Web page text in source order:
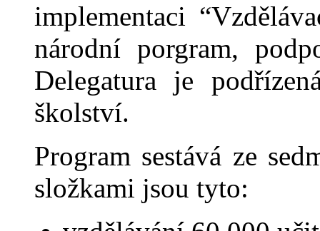
implementaci
národní porgram,
Delegatura je
školství.
Program sestává ze
složkami jsou tyto: